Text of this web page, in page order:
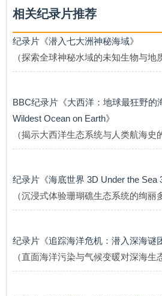
相关纪录片推荐
纪录片《潜入七大洲神秘海域》
（探索全球神秘水域的未知生物与地
BBC纪录片《大西洋：地球最狂野的
Wildest Ocean on Earth》
（揭示大西洋生态系统与人类航海史
纪录片《海底世界 3D Under the Sea
（沉浸式体验珊瑚礁生态系统的绚丽
纪录片《追踪海洋危机：潜入深海谜
（直面海洋污染与气候变暖对深海生